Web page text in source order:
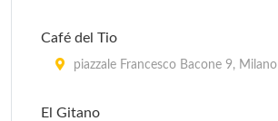
Café del Tio
piazzale Francesco Bacone 9, Milano
El Gitano